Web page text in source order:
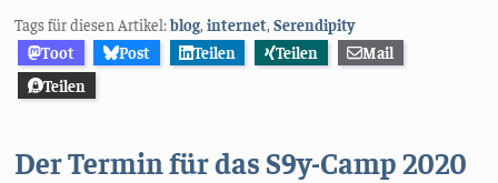
Tags für diesen Artikel:blog,internet,Serendipity
Toot
Post Teilen Teilen
Mail
Teilen
Der Termin für das S9y-Camp 2020